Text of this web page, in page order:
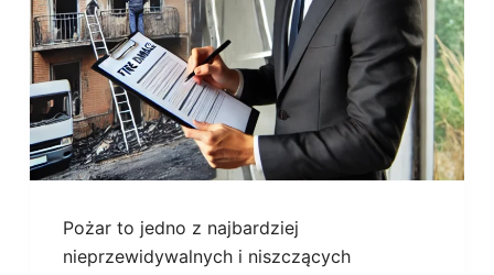
Pożar to jedno z najbardziej
nieprzewidywalnych i niszczących